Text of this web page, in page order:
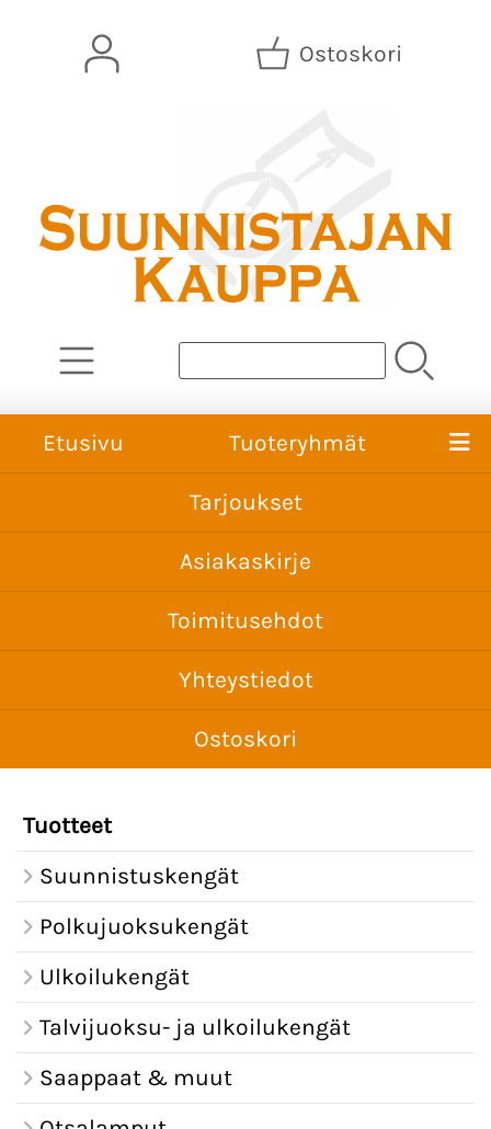
Ostoskori
Etusivu Tuoteryhmät
Tarjoukset
Asiakaskirje
Toimitusehdot
Yhteystiedot
Ostoskori
Tuotteet
Suunnistuskengät
Polkujuoksukengät
Ulkoilukengät
Talvijuoksu- ja ulkoilukengät
Saappaat & muut